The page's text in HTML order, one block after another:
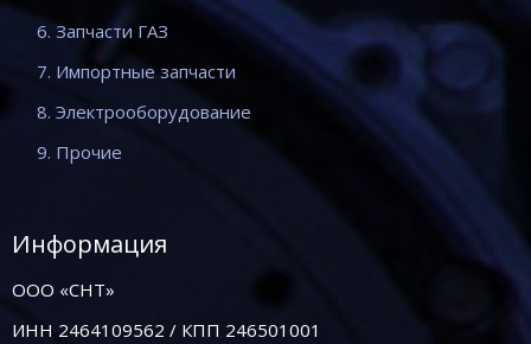
6. Запчасти ГАЗ
7. Импортные запчасти
8. Электрооборудование
9. Прочие
Информация
ООО «СНТ»
ИНН 2464109562 / КПП 246501001